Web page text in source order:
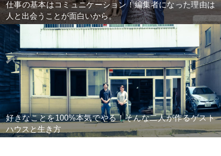
仕事の基本はコミュニケーション！編集者になった理由は
人と出会うことが面白いから。
好きなことを100%本気でやる！そんな二人が作るゲスト
ハウスと生き方